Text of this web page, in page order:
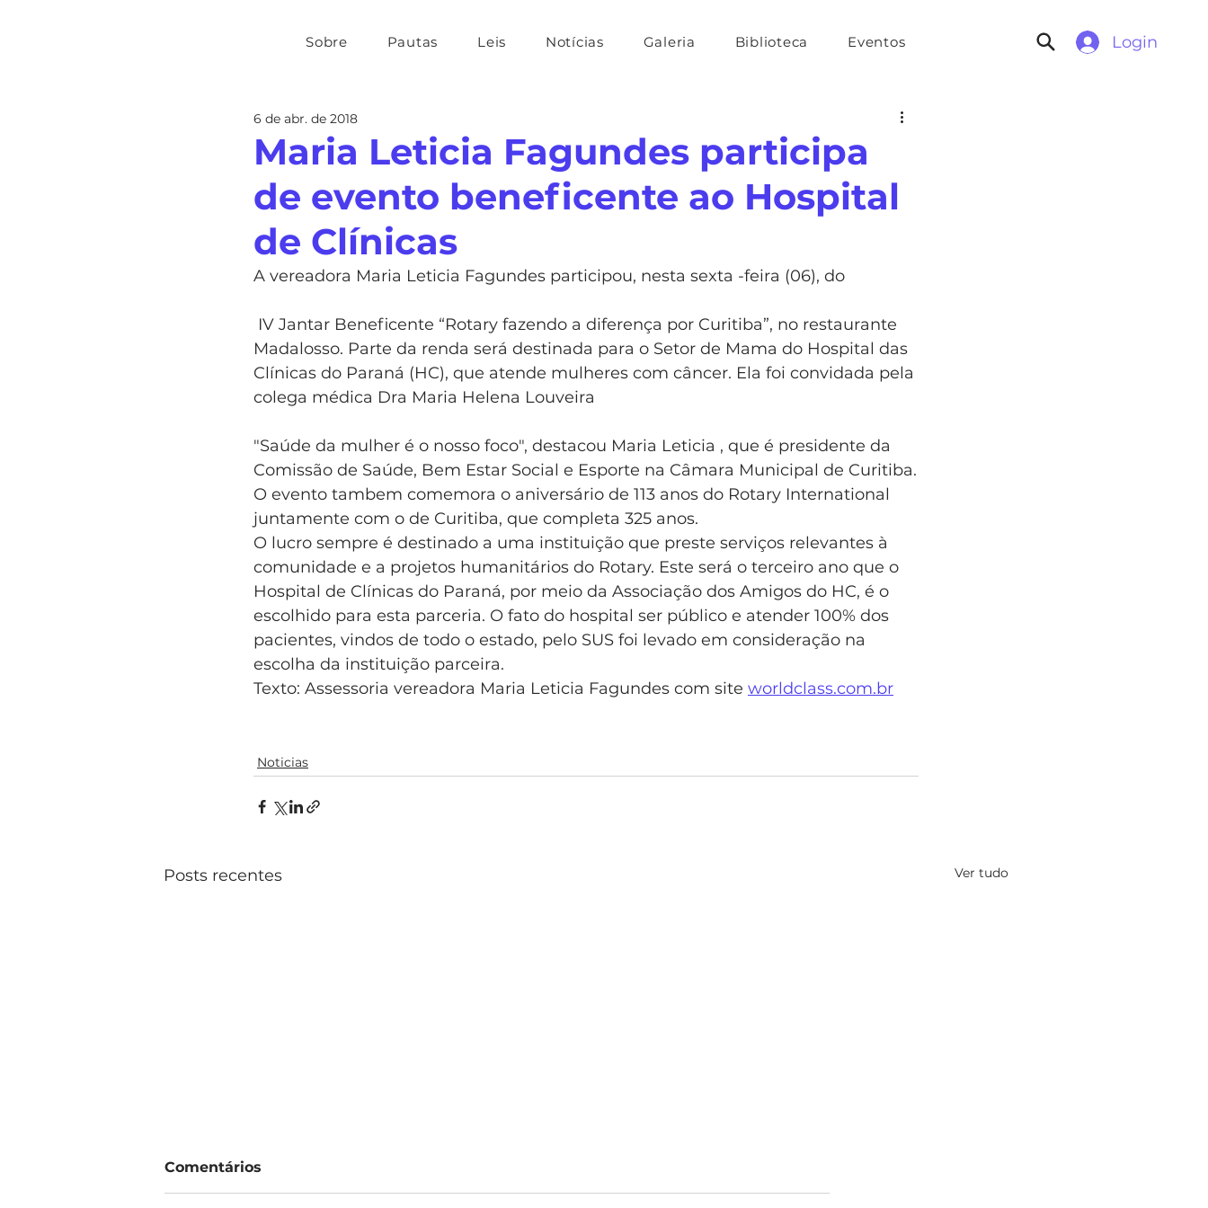
Sobre Pautas Leis Notícias Galeria Biblioteca Eventos Login
Maria Leticia Fagundes participa
de evento beneficente ao Hospital
de Clínicas
6 de abr. de 2018
A vereadora Maria Leticia Fagundes participou, nesta sexta -feira (06), do
Madalosso. Parte da renda será destinada para o Setor de Mama do Hospital das
Clínicas do Paraná (HC), que atende mulheres com câncer. Ela foi convidada pela
colega médica Dra Maria Helena Louveira
"Saúde da mulher é o nosso foco", destacou Maria Leticia , que é presidente da
Comissão de Saúde, Bem Estar Social e Esporte na Câmara Municipal de Curitiba.
O evento tambem comemora o aniversário de 113 anos do Rotary International
juntamente com o de Curitiba, que completa 325 anos.
O lucro sempre é destinado a uma instituição que preste serviços relevantes à
comunidade e a projetos humanitários do Rotary. Este será o terceiro ano que o
Hospital de Clínicas do Paraná, por meio da Associação dos Amigos do HC, é o
escolhido para esta parceria. O fato do hospital ser público e atender 100% dos
pacientes, vindos de todo o estado, pelo SUS foi levado em consideração na
escolha da instituição parceira.
Texto: Assessoria vereadora Maria Leticia Fagundes com site worldclass.com.br
Noticias
Posts recentes Ver tudo
Comentários